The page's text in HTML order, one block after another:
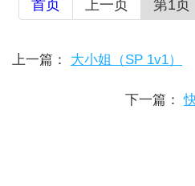
首页 上一页 第1页
上一篇： 大小姐（SP 1v1）
下一篇：